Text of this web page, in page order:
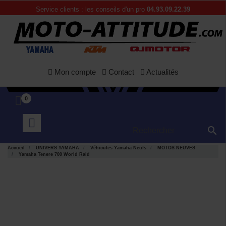
Service clients : les conseils d'un pro 04.93.09.22.39
Mon compte Contact Actualités
0

Accueil UNIVERS YAMAHA Véhicules Yamaha Neufs
MOTOS NEUVES
Yamaha Tenere 700 World Raid